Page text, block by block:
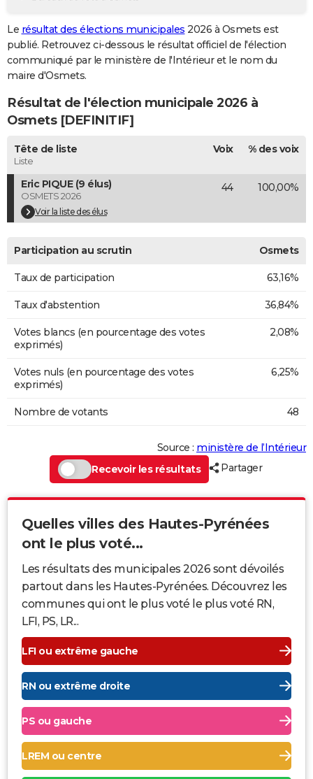
GUIDES D'ACHAT
BONS PLANS
CARTE DE VOEUX
Carte de Noël
Carte Bonne année
Carte Saint-Valentin
Carte Pâques
Carte d'anniversaire
DICTIONNAIRE
Dictionnaire
Biographies
Citations
Expressions
Proverbes
PROGRAMME TV
COPAINS D'AVANT
S'inscrire
Se connecter
Lycées
Collèges
Primaires
Universités
Entreprises
Service militaire
Avis de recherche
AVIS DE DÉCÈS
FORUM
Le résultat des élections municipales 2026 à Osmets est
publié. Retrouvez ci-dessous le résultat officiel de l'élection
communiqué par le ministère de l'Intérieur et le nom du
maire d'Osmets.
Résultat de l'élection municipale 2026 à
Osmets [DEFINITIF]
Tête de liste
Liste
Voix % des voix
Eric PIQUE (9 élus)
OSMETS 2026
Voir la liste des élus
44 100,00%
Participation au scrutin Osmets
Taux de participation 63,16%
Taux d'abstention 36,84%
Votes blancs (en pourcentage des votes
exprimés)
2,08%
Votes nuls (en pourcentage des votes
exprimés)
6,25%
Nombre de votants 48
Source : ministère de l’Intérieur
Recevoir les résultats
Partager
Quelles villes des Hautes-Pyrénées
ont le plus voté...
Les résultats des municipales 2026 sont dévoilés
partout dans les Hautes-Pyrénées. Découvrez les
communes qui ont le plus voté le plus voté RN,
LFI, PS, LR...
LFI ou extrême gauche
RN ou extrême droite
PS ou gauche
LREM ou centre